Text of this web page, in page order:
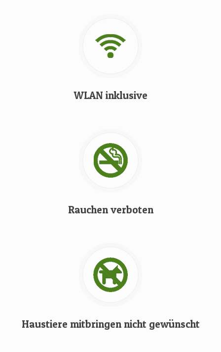
WLAN inklusive
Rauchen verboten
Haustiere mitbringen nicht gewünscht